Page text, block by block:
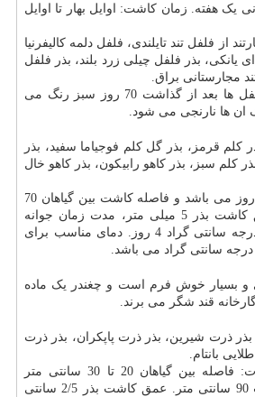
یک هفته. زمان کاشت: اوایل بهار تا اوایل
از فلفل تند تایلندی، فلفل دلمه کالیفرنیا
یانکی، بذر فلفل چیلی زرد بلند، بذر فلفل
مجارستانی براق.
دوره رشد و باردهی: فلفل ها بعد از گذاشت 70 روز سبز رنگ می
کلم قرمز، بذر گل کلم فوجیاما سفید، بذر
کلم سبز، بذر کاهو رابیکون، بذر کاهو خال
دوره رشد و بازدهی 70 روز می باشد و فاصله کاشت بین گیاهان 70
در 30 سانتی متر. عمق کاشت بذر 5 میلی متر، مدت زمان جوانه
زنی در دمای 25 تا 29 درجه سانتی گراد 4 روز. دمای مناسب برای
و بسیار خوش فرم است و چغندر یک ماده
قند شگر می برند.
بذر ذرت شیرین، بذر ذرت پاپکران، بذر ذرت
بانتام.
آموزش کاشت تخم ذرت: فاصله بین گیاهان 20 تا 30 سانتی متر
فاصله بین ردیف کاشت 90 سانتی متر. عمق کاشت بذر 2/5 سانتی